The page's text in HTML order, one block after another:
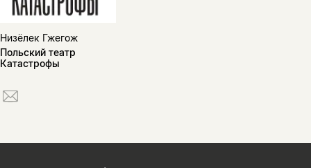
Низёлек Гжегож
Польский театр
Катастрофы